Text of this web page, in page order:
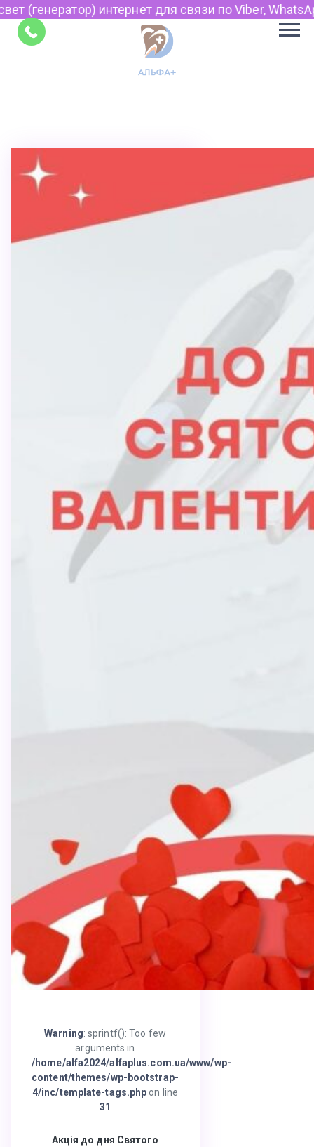
интернет для связи по Viber, WhatsApp и Telegram.
Warning: sprintf(): Too few
arguments in
/home/alfa2024/alfaplus.com.ua/www/wp-
content/themes/wp-bootstrap-
4/inc/template-tags.php on line
31
Акція до дня Святого